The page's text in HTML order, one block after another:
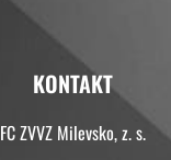
KONTAKT
FC ZVVZ Milevsko, z. s.